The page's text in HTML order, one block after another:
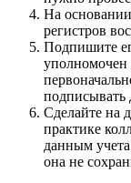
На
регистров
Подпишите
уполномочен
подписывать
Сделайте на
практике
данным
она не